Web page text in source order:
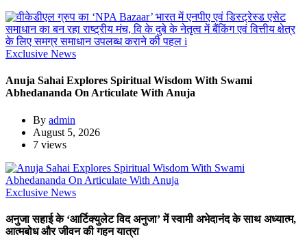
Exclusive News
Anuja Sahai Explores Spiritual Wisdom With Swami
Abhedananda On Articulate With Anuja
By admin
August 5, 2026
7 views
Exclusive News
अनुजा सहाई के ‘आर्टिक्युलेट विद अनुजा’ में स्वामी अभेदानंद के साथ अध्यात्म,
आत्मबोध और जीवन की गहन यात्रा